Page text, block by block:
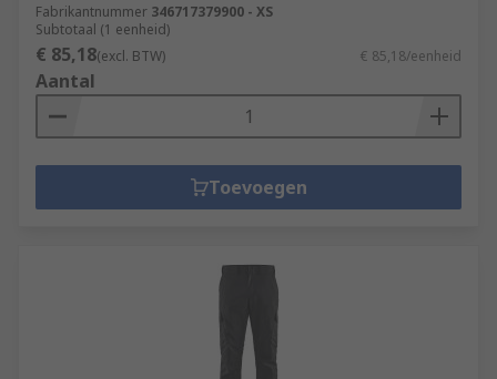
Fabrikantnummer 346717379900 - XS
Subtotaal (1 eenheid)
€ 85,18(excl. BTW) € 85,18/eenheid
Aantal
Toevoegen